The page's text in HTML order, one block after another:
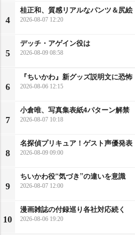
4
桂正和、質感リアルなパンツ＆尻絵
2026-08-07 12:20
5
デッチ・アゲイン役は
2026-08-09 08:58
6
『ちいかわ』新グッズ説明文に恐怖
2026-08-06 12:15
7
小倉唯、写真集表紙4パターン解禁
2026-08-07 10:18
8
名探偵プリキュア！ゲスト声優発表
2026-08-09 09:00
9
ちいかわ役“気づき”の違いを意識
2026-08-07 12:00
10
漫画雑誌の付録巡り各社対応続く
2026-08-06 19:20